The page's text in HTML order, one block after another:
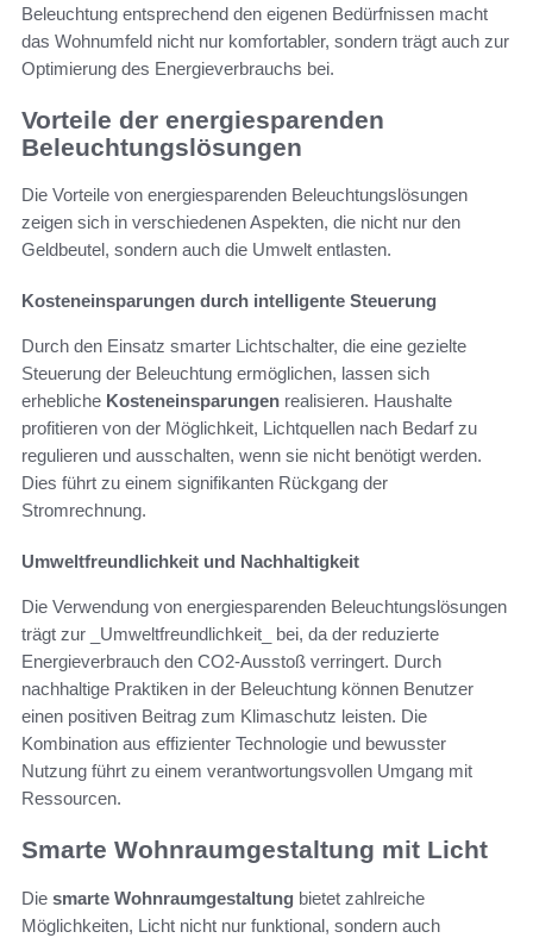
Beleuchtung entsprechend den eigenen Bedürfnissen macht
das Wohnumfeld nicht nur komfortabler, sondern trägt auch zur
Optimierung des Energieverbrauchs bei.
Vorteile der energiesparenden
Beleuchtungslösungen
Die Vorteile von energiesparenden Beleuchtungslösungen
zeigen sich in verschiedenen Aspekten, die nicht nur den
Geldbeutel, sondern auch die Umwelt entlasten.
Kosteneinsparungen durch intelligente Steuerung
Durch den Einsatz smarter Lichtschalter, die eine gezielte
Steuerung der Beleuchtung ermöglichen, lassen sich
erhebliche Kosteneinsparungen realisieren. Haushalte
profitieren von der Möglichkeit, Lichtquellen nach Bedarf zu
regulieren und ausschalten, wenn sie nicht benötigt werden.
Dies führt zu einem signifikanten Rückgang der
Stromrechnung.
Umweltfreundlichkeit und Nachhaltigkeit
Die Verwendung von energiesparenden Beleuchtungslösungen
trägt zur _Umweltfreundlichkeit_ bei, da der reduzierte
Energieverbrauch den CO2-Ausstoß verringert. Durch
nachhaltige Praktiken in der Beleuchtung können Benutzer
einen positiven Beitrag zum Klimaschutz leisten. Die
Kombination aus effizienter Technologie und bewusster
Nutzung führt zu einem verantwortungsvollen Umgang mit
Ressourcen.
Smarte Wohnraumgestaltung mit Licht
Die smarte Wohnraumgestaltung bietet zahlreiche
Möglichkeiten, Licht nicht nur funktional, sondern auch